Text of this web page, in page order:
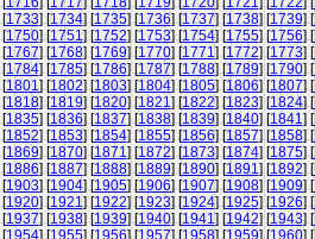
[1733] [1734] [1735] [1736] [1737] [1738] [1739] [
[1750] [1751] [1752] [1753] [1754] [1755] [1756] [
[1767] [1768] [1769] [1770] [1771] [1772] [1773] [
[1784] [1785] [1786] [1787] [1788] [1789] [1790] [
[1801] [1802] [1803] [1804] [1805] [1806] [1807] [
[1818] [1819] [1820] [1821] [1822] [1823] [1824] [
[1835] [1836] [1837] [1838] [1839] [1840] [1841] [
[1852] [1853] [1854] [1855] [1856] [1857] [1858] [
[1869] [1870] [1871] [1872] [1873] [1874] [1875] [
[1886] [1887] [1888] [1889] [1890] [1891] [1892] [
[1903] [1904] [1905] [1906] [1907] [1908] [1909] [
[1920] [1921] [1922] [1923] [1924] [1925] [1926] [
[1937] [1938] [1939] [1940] [1941] [1942] [1943] [
[1954] [1955] [1956] [1957] [1958] [1959] [1960] [